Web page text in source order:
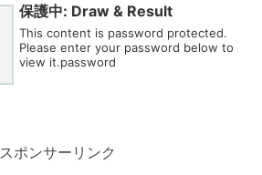
保護中: Draw & Result
This content is password protected.
Please enter your password below to
view it.password
スポンサーリンク